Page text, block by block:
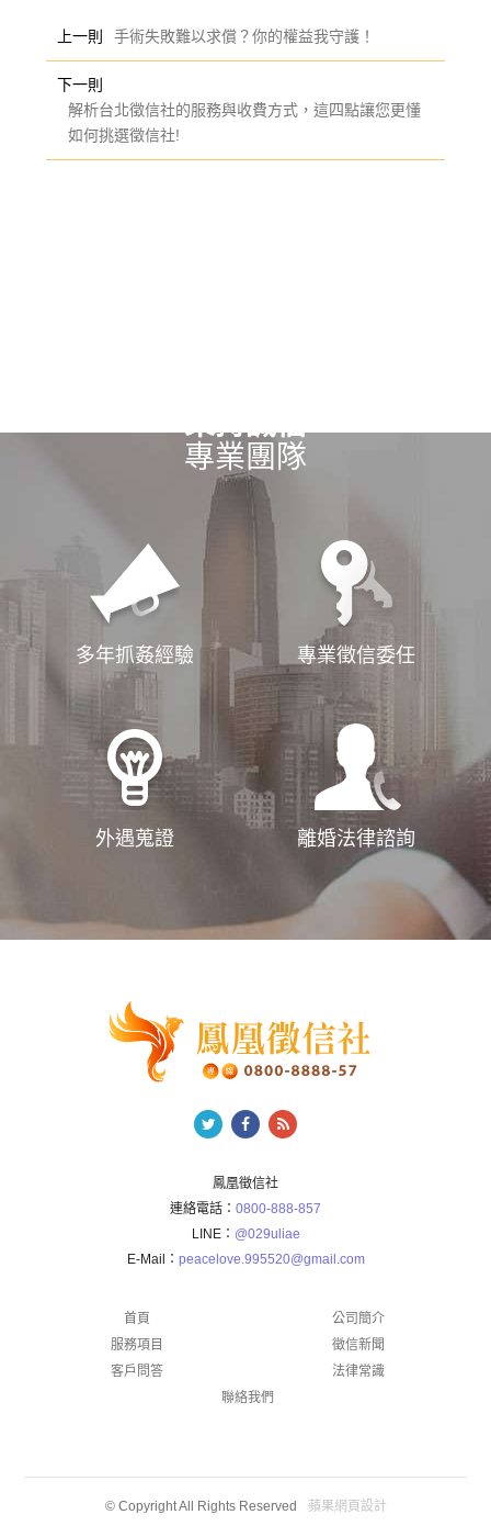
上一則 手術失敗難以求償？你的權益我守護！
下一則
解析台北徵信社的服務與收費方式，這四點讓您更懂
如何挑選徵信社!
秉持誠信
專業團隊
多年抓姦經驗 專業徵信委任
外遇蒐證 離婚法律諮詢
鳳凰徵信社
連絡電話： 0800-888-857
LINE： @029uliae
E-Mail： peacelove.995520@gmail.com
首頁
公司簡介
服務項目
徵信新聞
客戶問答
法律常識
聯絡我們
© Copyright All Rights Reserved 蘋果網頁設計